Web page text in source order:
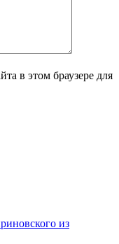
в этом браузере для
из